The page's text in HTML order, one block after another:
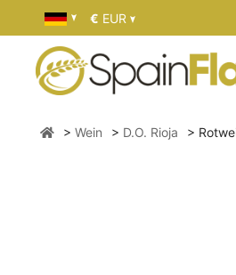
€ EUR
Wein D.O. Rioja